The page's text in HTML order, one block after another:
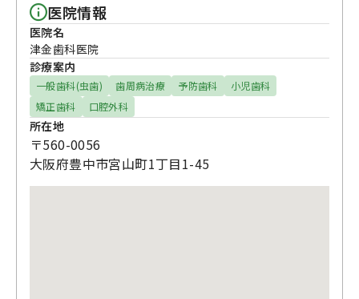
医院情報
医院名
津金歯科医院
診療案内
一般歯科(虫歯) 歯周病治療 予防歯科
小児歯科
矯正歯科
口腔外科
所在地
〒560-0056
大阪府豊中市宮山町1丁目1-45